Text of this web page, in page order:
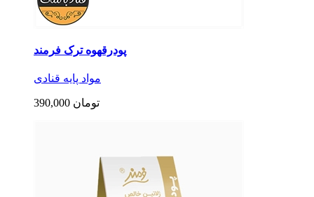
پودرقهوه ترک فرمند
مواد پایه قنادی
390,000 تومان